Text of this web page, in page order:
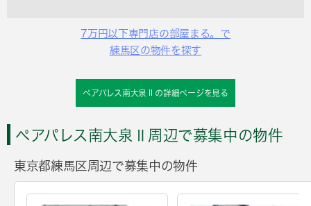
7万円以下専門店の部屋まる。で
練馬区の物件を探す
ペアパレス南大泉Ⅱの詳細ページを見る
ペアパレス南大泉Ⅱ周辺で募集中の物件
東京都練馬区周辺で募集中の物件